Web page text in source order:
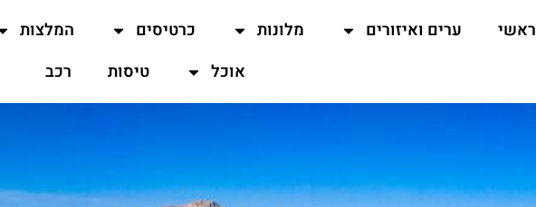
ראשי ערים ואיזורים מלונות כרטיסים המלצות
אוכל
טיסות רכב